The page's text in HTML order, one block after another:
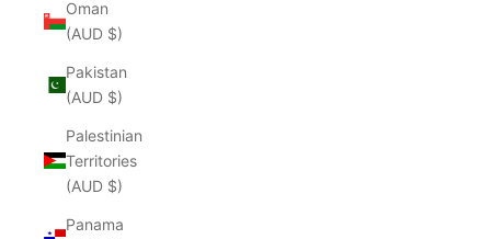
Oman
(AUD $)
Pakistan
(AUD $)
Palestinian
Territories
(AUD $)
Panama